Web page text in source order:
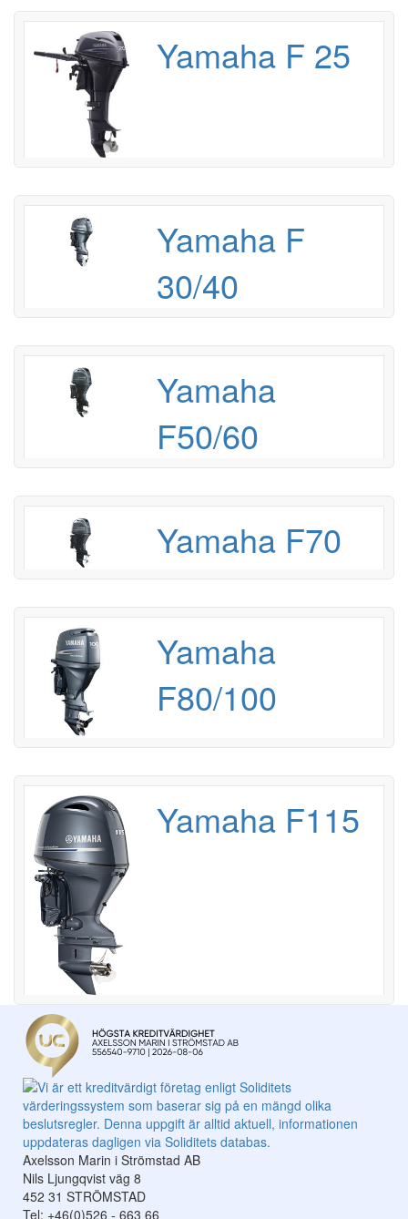
Yamaha F 25
Yamaha F
30/40
Yamaha
F50/60
Yamaha F70
Yamaha
F80/100
Yamaha F115
Axelsson Marin i Strömstad AB
Nils Ljungqvist väg 8
452 31 STRÖMSTAD
Tel: +46(0)526 - 663 66